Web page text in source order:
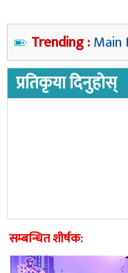
Trending :Main
प्रतिकृया दिनुहोस्
सम्बन्धित शीर्षक: